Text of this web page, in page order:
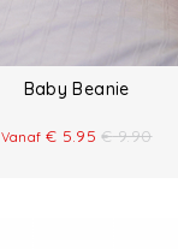
Baby Beanie
Vanaf € 5.95 € 9.90